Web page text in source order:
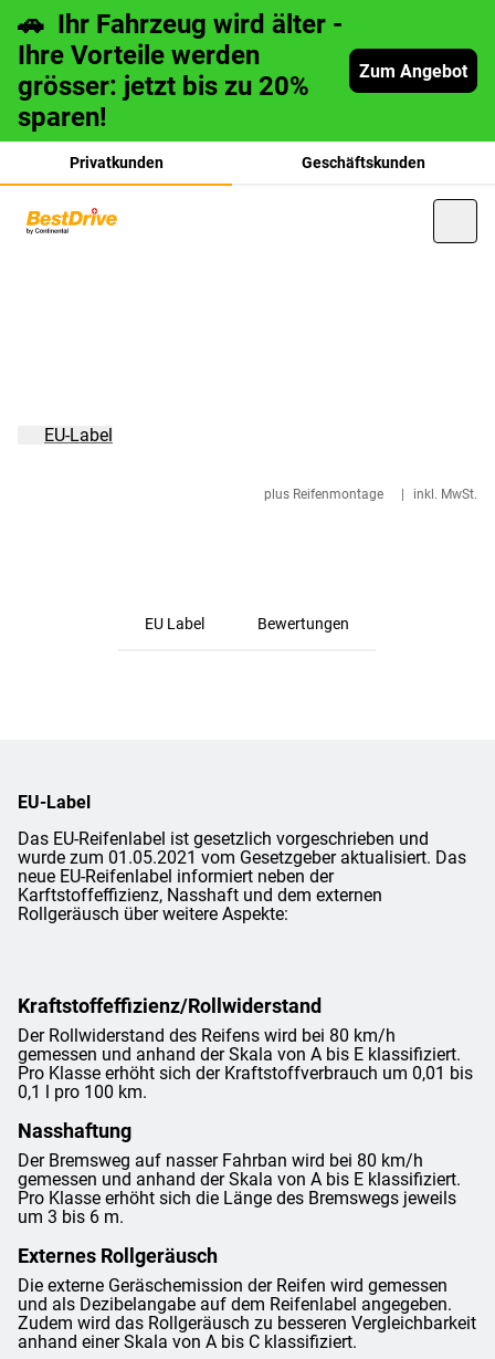
🚗 Ihr Fahrzeug wird älter -
Ihre Vorteile werden
grösser: jetzt bis zu 20%
sparen!
Zum Angebot
Privatkunden Geschäftskunden
plus Reifenmontage inkl. MwSt.
EU-Label
EU Label Bewertungen
EU-Label
Das EU-Reifenlabel ist gesetzlich vorgeschrieben und
wurde zum 01.05.2021 vom Gesetzgeber aktualisiert. Das
neue EU-Reifenlabel informiert neben der
Karftstoffeffizienz, Nasshaft und dem externen
Rollgeräusch über weitere Aspekte:
Kraftstoffeffizienz/Rollwiderstand
Der Rollwiderstand des Reifens wird bei 80 km/h
gemessen und anhand der Skala von A bis E klassifiziert.
Pro Klasse erhöht sich der Kraftstoffverbrauch um 0,01 bis
0,1 l pro 100 km.
Nasshaftung
Der Bremsweg auf nasser Fahrban wird bei 80 km/h
gemessen und anhand der Skala von A bis E klassifiziert.
Pro Klasse erhöht sich die Länge des Bremswegs jeweils
um 3 bis 6 m.
Externes Rollgeräusch
Die externe Geräschemission der Reifen wird gemessen
und als Dezibelangabe auf dem Reifenlabel angegeben.
Zudem wird das Rollgeräusch zu besseren Vergleichbarkeit
anhand einer Skala von A bis C klassifiziert.